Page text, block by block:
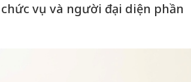
vụ và người đại diện phần